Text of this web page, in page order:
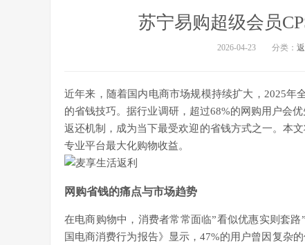
苏宁易购超级会员
2026-04-23 分类：
近年来，随着国内电商市场规模持续扩大，2025年
的省钱技巧。据行业调研，超过68%的网购用户会
返还机制，成为当下最受欢迎的省钱方式之一。本
专业平台最大化购物收益。
网购省钱的痛点与市场趋势
在电商购物中，消费者常常面临”看似优惠实则套
国电商消费行为报告》显示，47%的用户曾因复杂